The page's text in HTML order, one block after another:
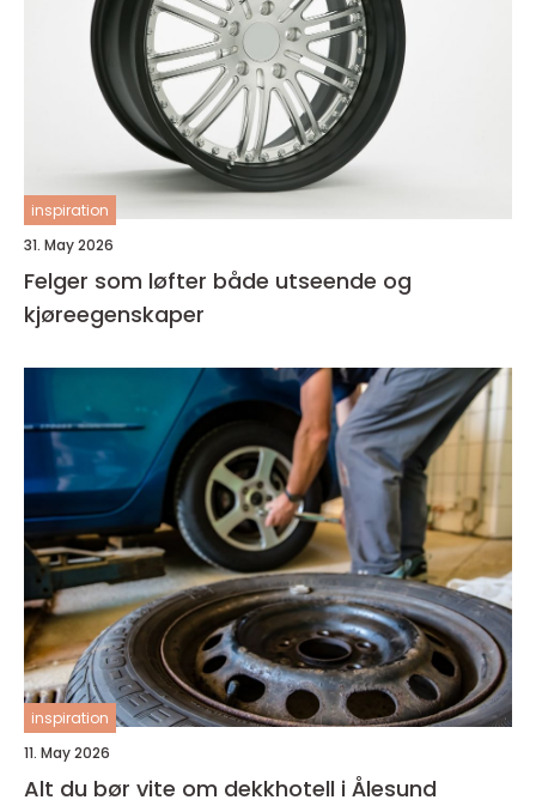
inspiration
31. May 2026
Felger som løfter både utseende og
kjøreegenskaper
inspiration
11. May 2026
Alt du bør vite om dekkhotell i Ålesund